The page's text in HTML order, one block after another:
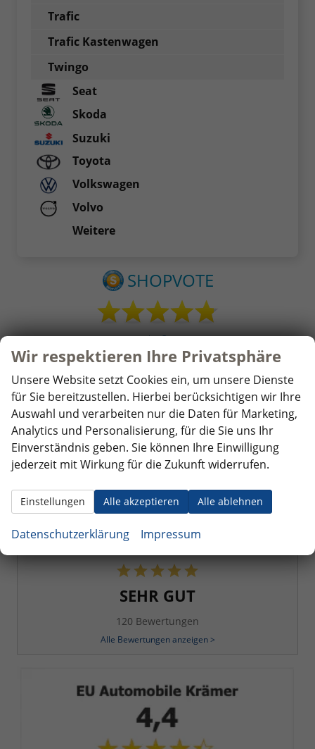
Trafic
Trafic Kastenwagen
Twingo
Seat
Skoda
Suzuki
Toyota
Volkswagen
Volvo
Weitere
Wir sammeln über den Dienstleister SHOPVOTE
Kundenbewertungen finden Sie hier.
4,9
SEHR GUT
120 Bewertungen
Alle Bewertungen anzeigen >
Wir respektieren Ihre Privatsphäre
Unsere Website setzt Cookies ein, um unsere Dienste
für Sie bereitzustellen. Hierbei berücksichtigen wir Ihre
Auswahl und verarbeiten nur die Daten für Marketing,
Analytics und Personalisierung, für die Sie uns Ihr
Einverständnis geben. Sie können Ihre Einwilligung
jederzeit mit Wirkung für die Zukunft widerrufen.
Alle akzeptieren Alle ablehnen
Einstellungen
Datenschutzerklärung Impressum